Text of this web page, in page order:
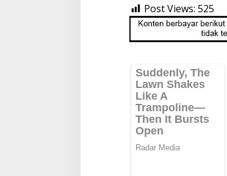
Post Views: 525